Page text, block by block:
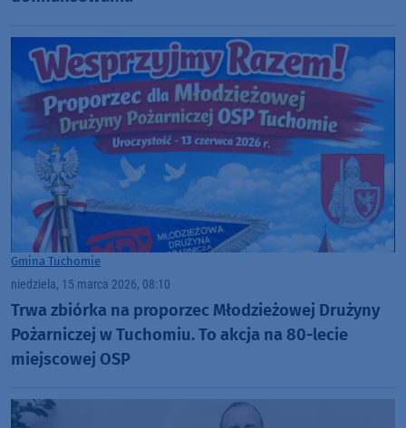
Gmina Tuchomie
niedziela, 15 marca 2026, 08:10
Trwa zbiórka na proporzec Młodzieżowej Drużyny
Pożarniczej w Tuchomiu. To akcja na 80-lecie
miejscowej OSP